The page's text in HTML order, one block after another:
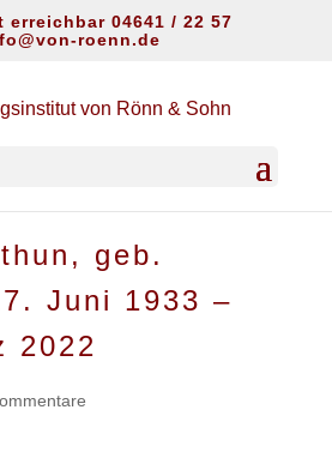
erreichbar 04641 / 22 57
roenn.de
geb.
Juni 1933 –
2022